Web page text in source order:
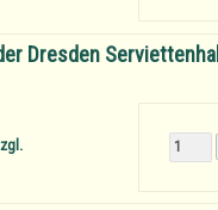
Dresden